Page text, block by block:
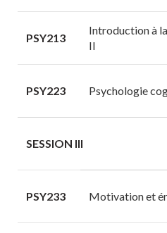
PSY213
Introduction à
II
PSY223 Psychologie
SESSION III
PSY233 Motivation et